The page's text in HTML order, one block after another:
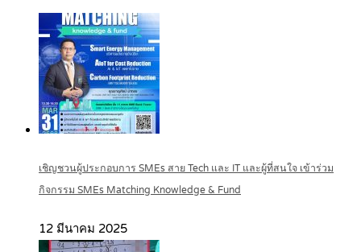
เชิญชวนผู้ประกอบการ SMEs สาย Tech และ IT และผู้ที่สนใจ เข้าร่วม
กิจกรรม SMEs Matching Knowledge & Fund
12 มีนาคม 2025